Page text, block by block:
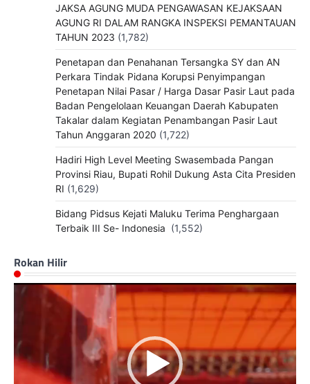
JAKSA AGUNG MUDA PENGAWASAN KEJAKSAAN
AGUNG RI DALAM RANGKA INSPEKSI PEMANTAUAN
TAHUN 2023 (1,782)
Penetapan dan Penahanan Tersangka SY dan AN
Perkara Tindak Pidana Korupsi Penyimpangan
Penetapan Nilai Pasar / Harga Dasar Pasir Laut pada
Badan Pengelolaan Keuangan Daerah Kabupaten
Takalar dalam Kegiatan Penambangan Pasir Laut
Tahun Anggaran 2020 (1,722)
Hadiri High Level Meeting Swasembada Pangan
Provinsi Riau, Bupati Rohil Dukung Asta Cita Presiden
RI (1,629)
Bidang Pidsus Kejati Maluku Terima Penghargaan
Terbaik III Se- Indonesia (1,552)
Rokan Hilir
Pemutar